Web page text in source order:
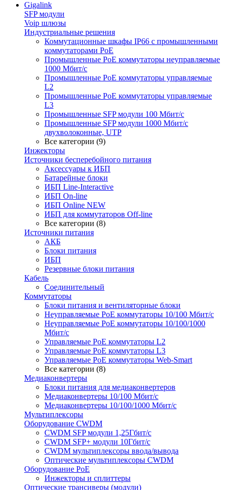
Gigalink
SFP модули
Voip шлюзы
Индустриальные решения
Коммутационные шкафы IP66 c промышленными
коммутаторами PoE
Промышленные PoE коммутаторы неуправляемые
1000 Мбит/с
Промышленные PoE коммутаторы управляемые
L2
Промышленные PoE коммутаторы управляемые
L3
Промышленные SFP модули 100 Мбит/c
Промышленные SFP модули 1000 Мбит/c
двухволоконные, UTP
Все категории (9)
Инжекторы
Источники бесперебойного питания
Аксессуары к ИБП
Батарейные блоки
ИБП Line-Interactive
ИБП On-line
ИБП Online NEW
ИБП для коммутаторов Off-line
Все категории (8)
Источники питания
АКБ
Блоки питания
ИБП
Резервные блоки питания
Кабель
Соединительный
Коммутаторы
Блоки питания и вентиляторные блоки
Неуправляемые PoE коммутаторы 10/100 Мбит/с
Неуправляемые PoE коммутаторы 10/100/1000
Мбит/с
Управляемые PoE коммутаторы L2
Управляемые PoE коммутаторы L3
Управляемые PoE коммутаторы Web-Smart
Все категории (8)
Медиаконвертеры
Блоки питания для медиаконвертеров
Медиаконвертеры 10/100 Мбит/с
Медиаконвертеры 10/100/1000 Мбит/c
Мультиплексоры
Оборудование CWDM
CWDM SFP модули 1,25Гбит/с
CWDM SFP+ модули 10Гбит/с
CWDM мультиплексоры ввода/вывода
Оптические мультиплексоры CWDM
Оборудование PoE
Инжекторы и сплиттеры
Оптические трансиверы (модули)